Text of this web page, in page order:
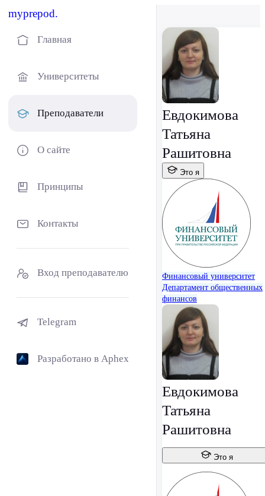
myprepod.
Главная
Университеты
Преподаватели
О сайте
Принципы
Контакты
Вход преподавателю
Telegram
Разработано в Aphex
Евдокимова
Татьяна
Рашитовна
Это я
Финансовый университет
Департамент общественных
финансов
Евдокимова
Татьяна
Рашитовна
Это я